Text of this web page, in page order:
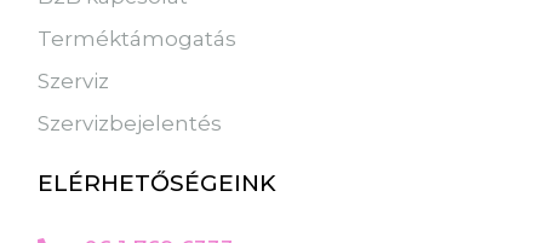
Terméktámogatás
Szerviz
Szervizbejelentés
ELÉRHETŐSÉGEINK